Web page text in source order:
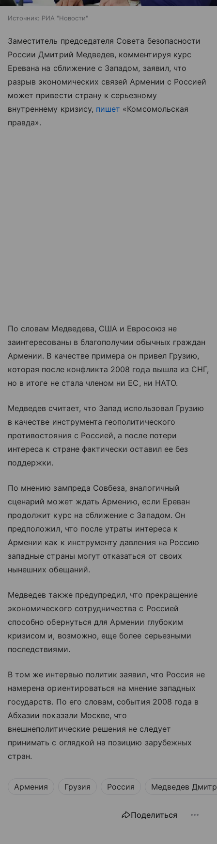
Источник: РИА "Новости"
Заместитель председателя Совета безопасности
России Дмитрий Медведев, комментируя курс
Еревана на сближение с Западом, заявил, что
разрыв экономических связей Армении с Россией
может привести страну к серьезному
внутреннему кризису, пишет «Комсомольская
правда».
По словам Медведева, США и Евросоюз не
заинтересованы в благополучии обычных граждан
Армении. В качестве примера он привел Грузию,
которая после конфликта 2008 года вышла из СНГ,
но в итоге не стала членом ни ЕС, ни НАТО.
Медведев считает, что Запад использовал Грузию
в качестве инструмента геополитического
противостояния с Россией, а после потери
интереса к стране фактически оставил ее без
поддержки.
По мнению зампреда Совбеза, аналогичный
сценарий может ждать Армению, если Ереван
продолжит курс на сближение с Западом. Он
предположил, что после утраты интереса к
Армении как к инструменту давления на Россию
западные страны могут отказаться от своих
нынешних обещаний.
Медведев также предупредил, что прекращение
экономического сотрудничества с Россией
способно обернуться для Армении глубоким
кризисом и, возможно, еще более серьезными
последствиями.
В том же интервью политик заявил, что Россия не
намерена ориентироваться на мнение западных
государств. По его словам, события 2008 года в
Абхазии показали Москве, что
внешнеполитические решения не следует
принимать с оглядкой на позицию зарубежных
стран.
Армения Грузия Россия Медведев
Поделиться